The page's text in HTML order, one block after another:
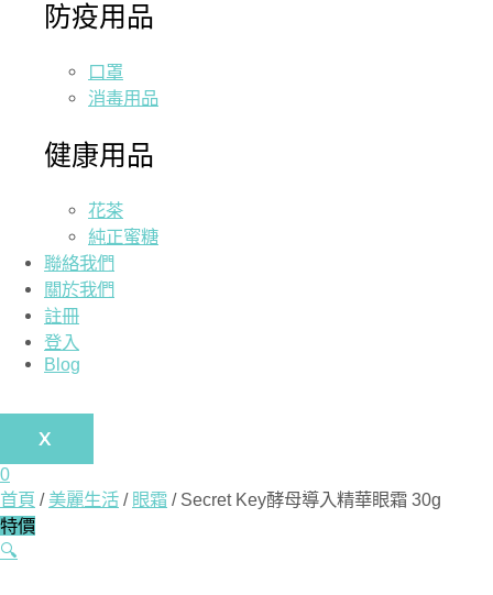
防疫用品
口罩
消毒用品
健康用品
花茶
純正蜜糖
聯絡我們
關於我們
註冊
登入
Blog
X
0
首頁 / 美麗生活 / 眼霜 / Secret Key酵母導入精華眼霜 30g
特價
🔍